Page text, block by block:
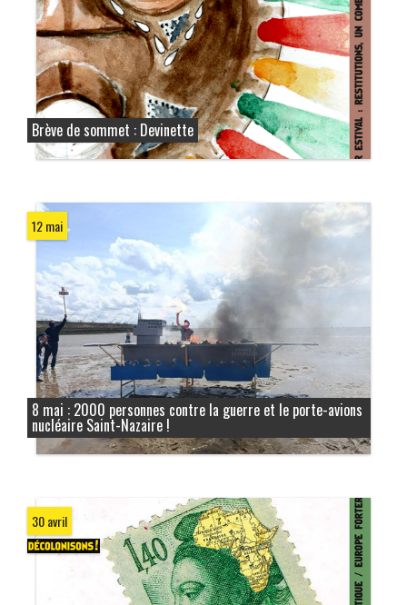
Brève de sommet : Devinette
12 mai
8 mai : 2000 personnes contre la guerre et le porte-avions
nucléaire Saint-Nazaire !
30 avril